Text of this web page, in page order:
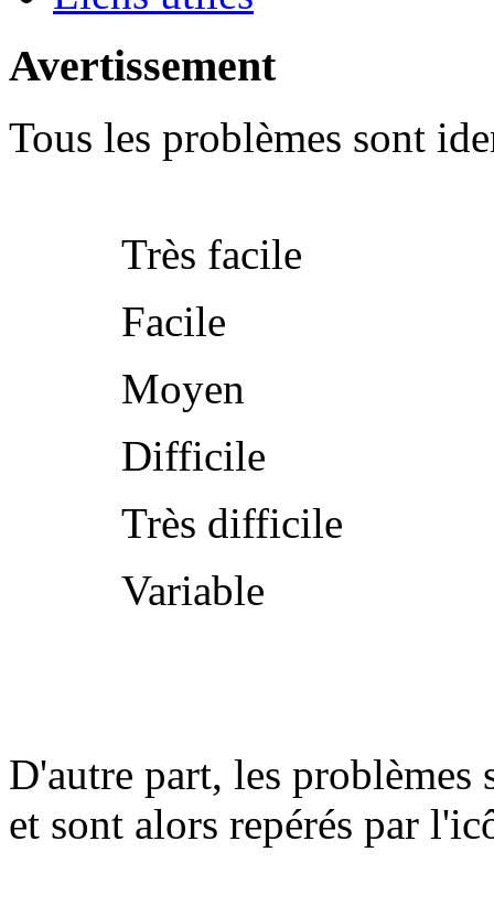
Avertissement
Tous les problèmes sont
Très facile
Facile
Moyen
Difficile
Très difficile
Variable
D'autre part, les problèmes
et sont alors repérés par